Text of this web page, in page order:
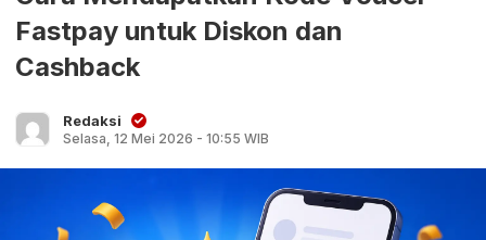
Fastpay untuk Diskon dan
Cashback
Redaksi
Selasa, 12 Mei 2026 - 10:55 WIB